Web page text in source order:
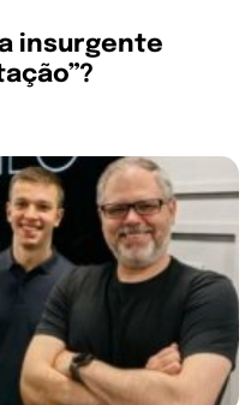
insurgente